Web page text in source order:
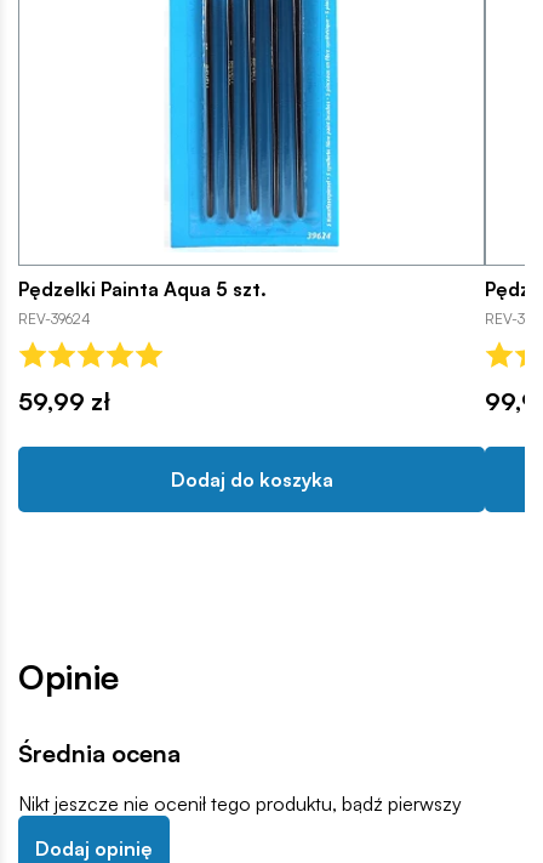
Pędzelki Painta Aqua 5 szt.
REV-39624
59,99 zł
Dodaj do koszyka
REV-
Opinie
Średnia ocena
Nikt jeszcze nie ocenił tego produktu, bądź pierwszy
Dodaj opinię